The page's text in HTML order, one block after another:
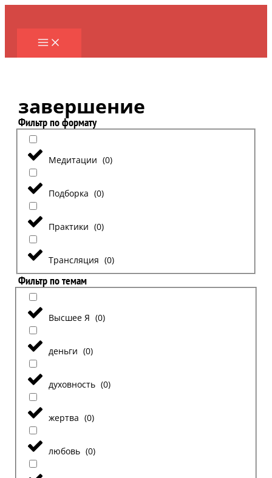
Перейти
содержимому
завершение
Фильтр по формату
Медитации (0)
Подборка (0)
Практики (0)
Трансляция (0)
Фильтр по темам
Высшее Я (0)
деньги (0)
духовность (0)
жертва (0)
любовь (0)